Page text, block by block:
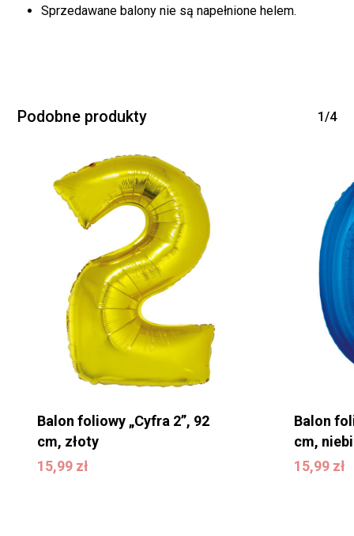
Brak produktów w
Sprzedawane balony nie są napełnione helem.
Podobne produkty 1/4
Balon foliowy „Cyfra 2”, 92
cm, złoty
15,99 zł
15,99zł
Balon
cm,
15,99 zł
15,99zł